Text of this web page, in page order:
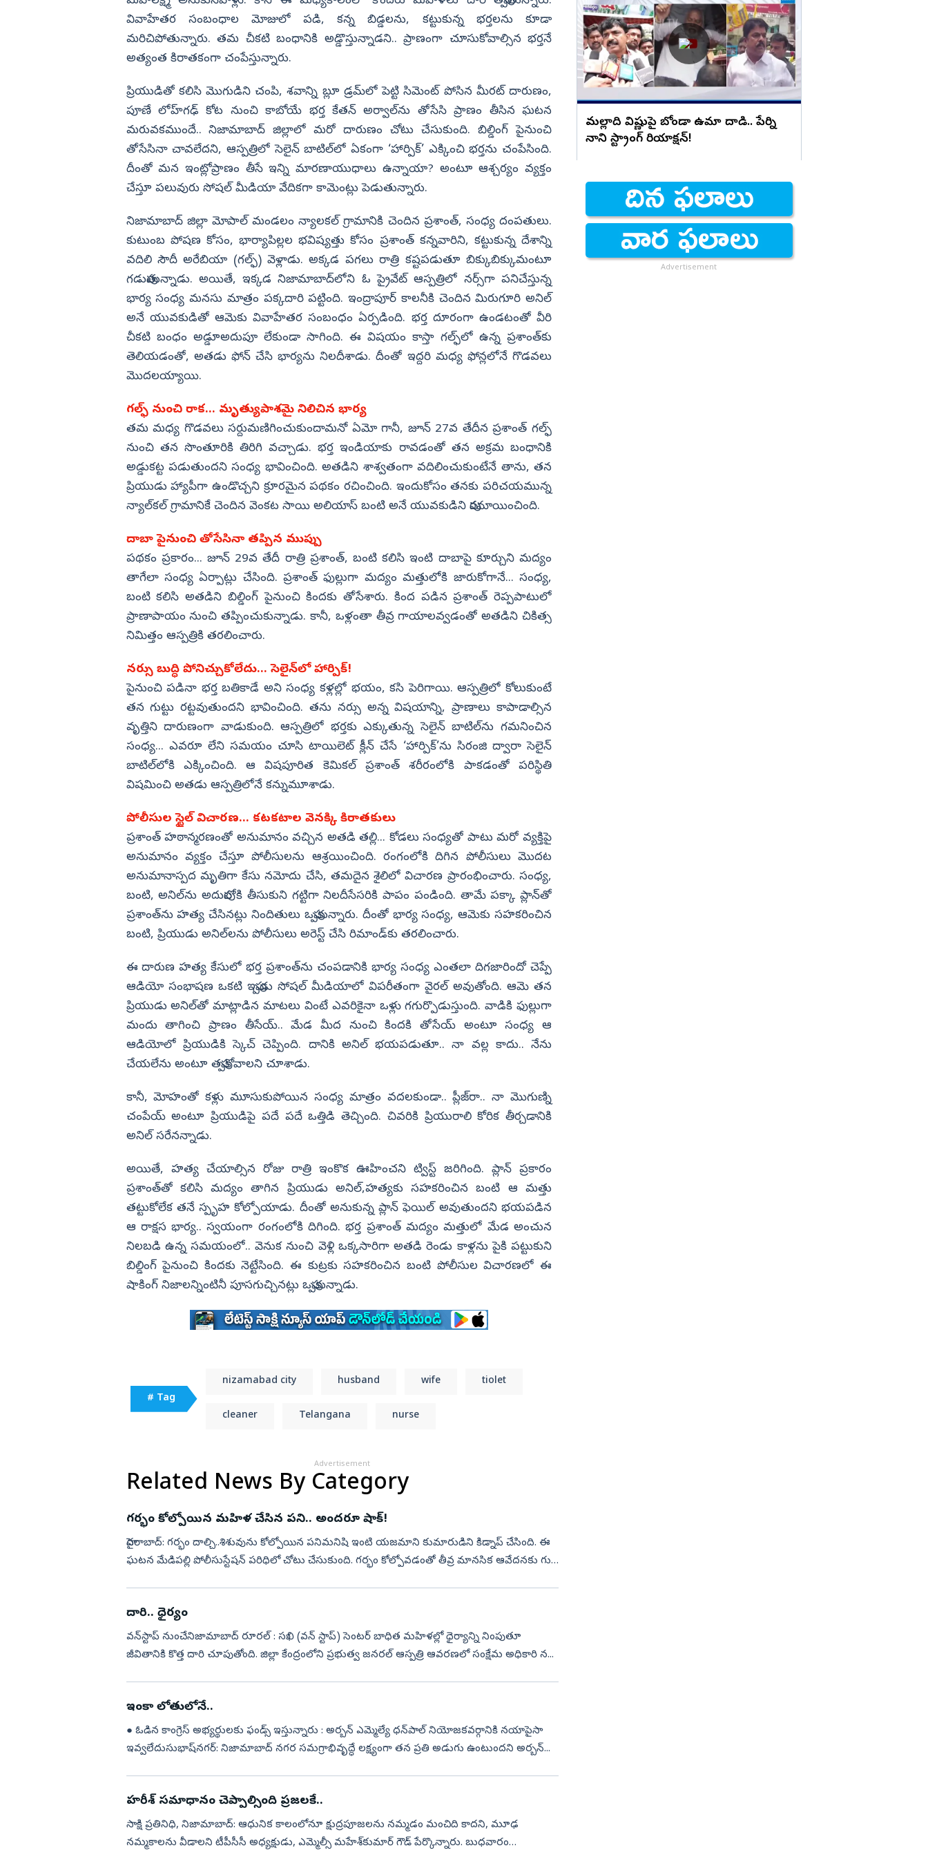
విజయనగరం
పార్వతీపురం మన్యం
పశ్చిమ గోదావరి
ఏలూరు
వైఎస్సార్
అన్నమయ్య
నిజామాబాద్
కామారెడ్డి
వికారాబాద్
వరంగల్
హన్మకొండ
జనగాం
జయశంకర్
ములుగు
వివాహేతర సంబంధాల మోజులో పడి, కన్న బిడ్డలను, కట్టుకున్న భర్తలను కూడా
మరిచిపోతున్నారు. తమ చీకటి బంధానికి అడ్డొస్తున్నాడని.. ప్రాణంగా చూసుకోవాల్సిన భర్తనే
అత్యంత కిరాతకంగా చంపేస్తున్నారు.
ప్రియుడితో కలిసి మొగుడిని చంపి, శవాన్ని బ్లూ డ్రమ్‌లో పెట్టి సిమెంట్ పోసిన మీరట్ దారుణం,
పూణే లోహ్‌గఢ్‌ కోట నుంచి కాబోయే భర్త కేతన్‌ అర్వాల్‌ను తోసేసి ప్రాణం తీసిన ఘటన
మరువకముందే.. నిజామాబాద్ జిల్లాలో మరో దారుణం చోటు చేసుకుంది. బిల్డింగ్ పైనుంచి
తోసేసినా చావలేదని, ఆస్పత్రిలో సెలైన్ బాటిల్‌లో ఏకంగా ‘హార్పిక్’ ఎక్కించి భర్తను చంపేసింది.
దీంతో మన ఇంట్లోప్రాణం తీసే ఇన్ని మారణాయుధాలు ఉన్నాయా? అంటూ ఆశ్చర్యం వ్యక్తం
చేస్తూ పలువురు సోషల్‌ మీడియా వేదికగా కామెంట్లు పెడుతున్నారు.
నిజామాబాద్ జిల్లా మోపాల్ మండలం న్యాలకల్ గ్రామానికి చెందిన ప్రశాంత్, సంధ్య దంపతులు.
కుటుంబ పోషణ కోసం, భార్యాపిల్లల భవిష్యత్తు కోసం ప్రశాంత్ కన్నవారిని, కట్టుకున్న దేశాన్ని
వదిలి సౌదీ అరేబియా (గల్ఫ్) వెళ్లాడు. అక్కడ పగలు రాత్రి కష్టపడుతూ బిక్కుబిక్కుమంటూ
గడుపుతున్నాడు. అయితే, ఇక్కడ నిజామాబాద్‌లోని ఓ ప్రైవేట్ ఆస్పత్రిలో నర్స్‌గా పనిచేస్తున్న
భార్య సంధ్య మనసు మాత్రం పక్కదారి పట్టింది. ఇంద్రాపూర్ కాలనీకి చెందిన మిరుగూరి అనిల్
అనే యువకుడితో ఆమెకు వివాహేతర సంబంధం ఏర్పడింది. భర్త దూరంగా ఉండటంతో వీరి
చీకటి బంధం అడ్డూఅదుపూ లేకుండా సాగింది. ఈ విషయం కాస్తా గల్ఫ్‌లో ఉన్న ప్రశాంత్‌కు
తెలియడంతో, అతడు ఫోన్ చేసి భార్యను నిలదీశాడు. దీంతో ఇద్దరి మధ్య ఫోన్లలోనే గొడవలు
మొదలయ్యాయి.
గల్ఫ్ నుంచి రాక... మృత్యుపాశమై నిలిచిన భార్య
తమ మధ్య గొడవలు సర్దుమణిగించుకుందామనో ఏమో గానీ, జూన్ 27వ తేదీన ప్రశాంత్ గల్ఫ్
నుంచి తన సొంతూరికి తిరిగి వచ్చాడు. భర్త ఇండియాకు రావడంతో తన అక్రమ బంధానికి
అడ్డుకట్ట పడుతుందని సంధ్య భావించింది. అతడిని శాశ్వతంగా వదిలించుకుంటేనే తాను, తన
ప్రియుడు హ్యాపీగా ఉండొచ్చని క్రూరమైన పథకం రచించింది. ఇందుకోసం తనకు పరిచయమున్న
న్యాల్‌కల్ గ్రామానికే చెందిన వెంకట సాయి అలియాస్‌ బంటి అనే యువకుడిని పురమాయించింది.
దాబా పైనుంచి తోసేసినా తప్పిన ముప్పు
పథకం ప్రకారం... జూన్ 29వ తేదీ రాత్రి ప్రశాంత్, బంటి కలిసి ఇంటి దాబాపై కూర్చుని మద్యం
తాగేలా సంధ్య ఏర్పాట్లు చేసింది. ప్రశాంత్ ఫుల్లుగా మద్యం మత్తులోకి జారుకోగానే... సంధ్య,
బంటి కలిసి అతడిని బిల్డింగ్ పైనుంచి కిందకు తోసేశారు. కింద పడిన ప్రశాంత్ రెప్పపాటులో
ప్రాణాపాయం నుంచి తప్పించుకున్నాడు. కానీ, ఒళ్లంతా తీవ్ర గాయాలవ్వడంతో అతడిని చికిత్స
నిమిత్తం ఆస్పత్రికి తరలించారు.
నర్సు బుద్ధి పోనిచ్చుకోలేదు... సెలైన్‌లో హార్పిక్!
పైనుంచి పడినా భర్త బతికాడే అని సంధ్య కళ్లల్లో భయం, కసి పెరిగాయి. ఆస్పత్రిలో కోలుకుంటే
తన గుట్టు రట్టవుతుందని భావించింది. తను నర్సు అన్న విషయాన్ని, ప్రాణాలు కాపాడాల్సిన
వృత్తిని దారుణంగా వాడుకుంది. ఆస్పత్రిలో భర్తకు ఎక్కుతున్న సెలైన్ బాటిల్‌ను గమనించిన
సంధ్య... ఎవరూ లేని సమయం చూసి టాయిలెట్ క్లీన్ చేసే ‘హార్పిక్’ను సిరంజి ద్వారా సెలైన్
బాటిల్‌లోకి ఎక్కించింది. ఆ విషపూరిత కెమికల్ ప్రశాంత్ శరీరంలోకి పాకడంతో పరిస్థితి
విషమించి అతడు ఆస్పత్రిలోనే కన్నుమూశాడు.
పోలీసుల స్టైల్ విచారణ... కటకటాల వెనక్కి కిరాతకులు
ప్రశాంత్ హఠాన్మరణంతో అనుమానం వచ్చిన అతడి తల్లి... కోడలు సంధ్యతో పాటు మరో వ్యక్తిపై
అనుమానం వ్యక్తం చేస్తూ పోలీసులను ఆశ్రయించింది. రంగంలోకి దిగిన పోలీసులు మొదట
అనుమానాస్పద మృతిగా కేసు నమోదు చేసి, తమదైన శైలిలో విచారణ ప్రారంభించారు. సంధ్య,
బంటి, అనిల్‌ను అదుపులోకి తీసుకుని గట్టిగా నిలదీసేసరికి పాపం పండింది. తామే పక్కా ప్లాన్‌తో
ప్రశాంత్‌ను హత్య చేసినట్లు నిందితులు ఒప్పుకున్నారు. దీంతో భార్య సంధ్య, ఆమెకు సహకరించిన
బంటి, ప్రియుడు అనిల్‌లను పోలీసులు అరెస్ట్ చేసి రిమాండ్‌కు తరలించారు.
ఈ దారుణ హత్య కేసులో భర్త ప్రశాంత్‌ను చంపడానికి భార్య సంధ్య ఎంతలా దిగజారిందో చెప్పే
ఆడియో సంభాషణ ఒకటి ఇప్పుడు సోషల్ మీడియాలో విపరీతంగా వైరల్ అవుతోంది. ఆమె తన
ప్రియుడు అనిల్‌తో మాట్లాడిన మాటలు వింటే ఎవరికైనా ఒళ్లు గగుర్పొడుస్తుంది. వాడికి ఫుల్లుగా
మందు తాగించి ప్రాణం తీసేయ్.. మేడ మీద నుంచి కిందకి తోసేయ్ అంటూ సంధ్య ఆ
ఆడియోలో ప్రియుడికి స్కెచ్ చెప్పింది. దానికి అనిల్ భయపడుతూ.. నా వల్ల కాదు.. నేను
చేయలేను అంటూ తప్పుకోవాలని చూశాడు.
కానీ, మోహంతో కళ్లు మూసుకుపోయిన సంధ్య మాత్రం వదలకుండా.. ప్లీజ్‌రా.. నా మొగుణ్ని
చంపేయ్ అంటూ ప్రియుడిపై పదే పదే ఒత్తిడి తెచ్చింది. చివరికి ప్రియురాలి కోరిక తీర్చడానికి
అనిల్ సరేనన్నాడు.
అయితే, హత్య చేయాల్సిన రోజు రాత్రి ఇంకొక ఊహించని ట్విస్ట్ జరిగింది. ప్లాన్ ప్రకారం
ప్రశాంత్‌తో కలిసి మద్యం తాగిన ప్రియుడు అనిల్,హత్యకు సహకరించిన బంటి ఆ మత్తు
తట్టుకోలేక తనే స్పృహ కోల్పోయాడు. దీంతో అనుకున్న ప్లాన్ ఫెయిల్ అవుతుందని భయపడిన
ఆ రాక్షస భార్య.. స్వయంగా రంగంలోకి దిగింది. భర్త ప్రశాంత్ మద్యం మత్తులో మేడ అంచున
నిలబడి ఉన్న సమయంలో.. వెనుక నుంచి వెళ్లి ఒక్కసారిగా అతడి రెండు కాళ్లను పైకి పట్టుకుని
బిల్డింగ్ పైనుంచి కిందకు నెట్టేసింది. ఈ కుట్రకు సహకరించిన బంటి పోలీసుల విచారణలో ఈ
షాకింగ్ నిజాలన్నింటినీ పూసగుచ్చినట్లు ఒప్పుకున్నాడు.
# Tag
nizamabad city husband wife tiolet
cleaner Telangana nurse
Advertisement
Related News By Category
గర్భం కోల్పోయిన మహిళ చేసిన పని.. అందరూ షాక్!
హైదరాబాద్‌: గర్భం దాల్చి..శిశువును కోల్పోయిన పనిమనిషి ఇంటి యజమాని కుమారుడిని కిడ్నాప్‌ చేసింది. ఈ
ఘటన మేడిపల్లి పోలీసుస్టేషన్‌ పరిధిలో చోటు చేసుకుంది. గర్భం కోల్పోవడంతో తీవ్ర మానసిక ఆవేదనకు గురై
దారి.. ధైర్యం
వన్‌స్టాప్‌ నుంచేనిజామాబాద్‌ రూరల్‌ : సఖి (వన్‌ స్టాప్‌) సెంటర్‌ బాధిత మహిళల్లో ధైర్యాన్ని నింపుతూ
జీవితానికి కొత్త దారి చూపుతోంది. జిల్లా కేంద్రంలోని ప్రభుత్వ జనరల్‌ ఆస్పత్రి ఆవరణలో సంక్షేమ అధికారి న...
ఇంకా లోతులోనే..
● ఓడిన కాంగ్రెస్‌ అభ్యర్థులకు ఫండ్స్‌ ఇస్తున్నారు : అర్బన్‌ ఎమ్మెల్యే ధన్‌పాల్‌ నియోజకవర్గానికి నయాపైసా
ఇవ్వలేదుసుభాష్‌నగర్‌: నిజామాబాద్‌ నగర సమగ్రాభివృద్ధే లక్ష్యంగా తన ప్రతి అడుగు ఉంటుందని అర్బన్‌...
హరీశ్‌ సమాధానం చెప్పాల్సింది ప్రజలకే..
సాక్షి ప్రతినిధి, నిజామాబాద్‌: ఆధునిక కాలంలోనూ క్షుద్రపూజలను నమ్మడం మంచిది కాదని, మూఢ
నమ్మకాలను వీడాలని టీపీసీసీ అధ్యక్షుడు, ఎమ్మెల్సీ మహేశ్‌కుమార్‌ గౌడ్‌ పేర్కొన్నారు. బుధవారం
100 మంది గుండాలతో YSRCP దీక్ష
శిబిరాలకు బోండా ఉమా.. కోడిగుడ్లు,
టమాటాలతో దాడి!
రామాయణ కాస్ట్యూమ్ పై కాంట్రవర్సీ..
సినిమా చూసి మాట్లాడండి అంటూ
డిజైనర్స్ ఫైర్
మల్లాది విష్ణుపై బోండా ఉమా దాడి.. పేర్ని
నాని స్ట్రాంగ్ రియాక్షన్!
Advertisement